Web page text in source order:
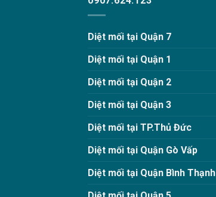
Diệt mối tại Quận 7
Diệt mối tại Quận 1
Diệt mối tại Quận 2
Diệt mối tại Quận 3
Diệt mối tại TP.Thủ Đức
Diệt mối tại Quận Gò Vấp
Diệt mối tại Quận Bình Thạnh